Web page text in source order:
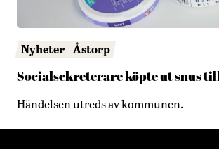
Nyheter Åstorp
Socialsekreterare köpte ut snus
Händelsen utreds av kommunen.